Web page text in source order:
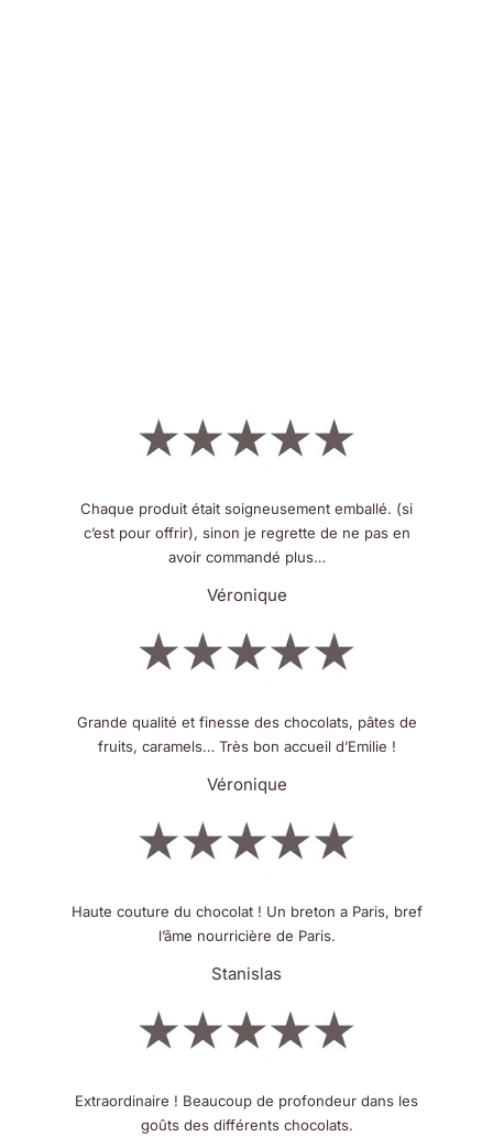
Chaque produit était soigneusement emballé. (si
c’est pour offrir), sinon je regrette de ne pas en
avoir commandé plus…
Véronique
Grande qualité et finesse des chocolats, pâtes de
fruits, caramels… Très bon accueil d’Emilie !
Véronique
Haute couture du chocolat ! Un breton a Paris, bref
l’âme nourricière de Paris.
Stanislas
Extraordinaire ! Beaucoup de profondeur dans les
goûts des différents chocolats.